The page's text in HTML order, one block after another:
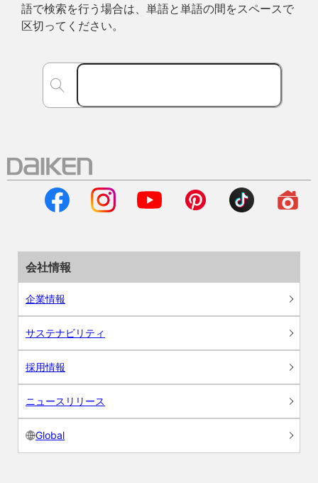
語で検索を行う場合は、単語と単語の間をスペースで
区切ってください。
会社情報
企業情報
サステナビリティ
採用情報
ニュースリリース
Global